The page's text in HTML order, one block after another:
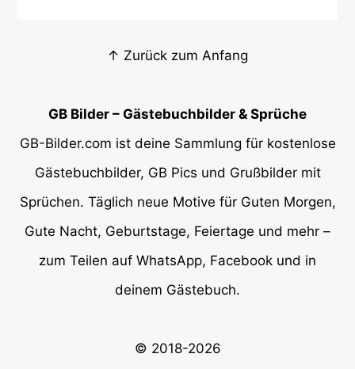
↑ Zurück zum Anfang
GB Bilder – Gästebuchbilder & Sprüche
GB-Bilder.com ist deine Sammlung für kostenlose
Gästebuchbilder, GB Pics und Grußbilder mit
Sprüchen. Täglich neue Motive für Guten Morgen,
Gute Nacht, Geburtstage, Feiertage und mehr –
zum Teilen auf WhatsApp, Facebook und in
deinem Gästebuch.
© 2018-2026